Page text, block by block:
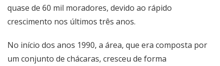
quase de 60 mil moradores, devido ao rápido
crescimento nos últimos três anos.
No início dos anos 1990, a área, que era composta por
um conjunto de chácaras, cresceu de forma